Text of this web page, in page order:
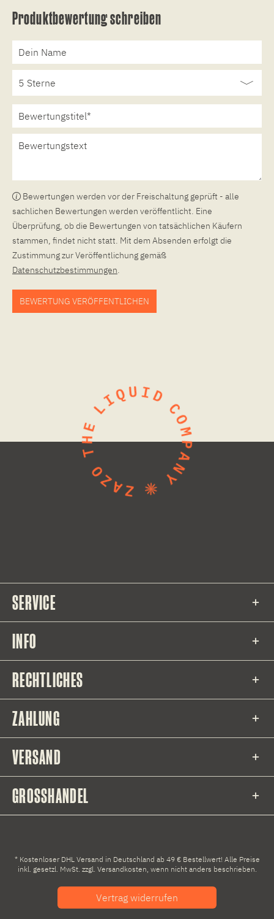
Produktbewertung schreiben
Bewertungen werden vor der Freischaltung geprüft - alle
sachlichen Bewertungen werden veröffentlicht. Eine
Überprüfung, ob die Bewertungen von tatsächlichen Käufern
stammen, findet nicht statt. Mit dem Absenden erfolgt die
Zustimmung zur Veröffentlichung gemäß
Datenschutzbestimmungen.
BEWERTUNG VERÖFFENTLICHEN
SERVICE
INFO
RECHTLICHES
ZAHLUNG
VERSAND
GROSSHANDEL
* Kostenloser DHL Versand in Deutschland ab 49 € Bestellwert! Alle Preise
inkl. gesetzl. MwSt. zzgl. Versandkosten, wenn nicht anders beschrieben.
Vertrag widerrufen